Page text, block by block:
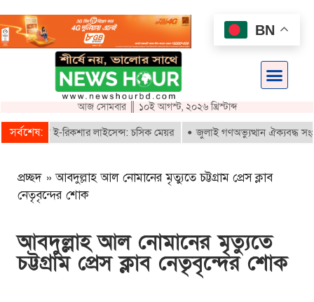
আজ সোমবার ║ ১০ই আগস্ট, ২০২৬ খ্রিস্টাব্দ
সর্বশেষ:
পাবে ই-রিকশার লাইসেন্স: চসিক মেয়র জুলাই গণঅভ্যুত্থান ঐক্যবদ্ধ
প্রচ্ছদ »আবদুল্লাহ আল নোমানের মৃত্যুতে চট্টগ্রাম প্রেস ক্লাব
নেতৃবৃন্দের শোক
আবদুল্লাহ আল নোমানের মৃত্যুতে
চট্টগ্রাম প্রেস ক্লাব নেতৃবৃন্দের শোক
BN